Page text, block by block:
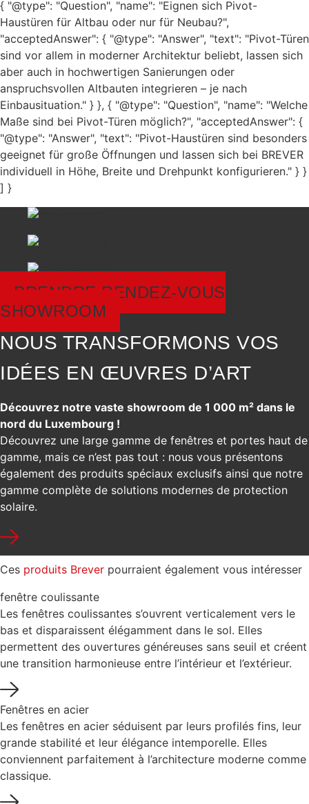
{ "@type": "Question", "name": "Eignen sich Pivot-
Haustüren für Altbau oder nur für Neubau?",
"acceptedAnswer": { "@type": "Answer", "text": "Pivot-Türen
sind vor allem in moderner Architektur beliebt, lassen sich
aber auch in hochwertigen Sanierungen oder
anspruchsvollen Altbauten integrieren – je nach
Einbausituation." } }, { "@type": "Question", "name": "Welche
Maße sind bei Pivot-Türen möglich?", "acceptedAnswer": {
"@type": "Answer", "text": "Pivot-Haustüren sind besonders
geeignet für große Öffnungen und lassen sich bei BREVER
individuell in Höhe, Breite und Drehpunkt konfigurieren." } }
] }
PRENDRE RENDEZ-VOUS
SHOWROOM
NOUS TRANSFORMONS VOS
IDÉES EN ŒUVRES D’ART
Découvrez notre vaste showroom de 1 000 m² dans le
nord du Luxembourg !
Découvrez une large gamme de fenêtres et portes haut de
gamme, mais ce n’est pas tout : nous vous présentons
également des produits spéciaux exclusifs ainsi que notre
gamme complète de solutions modernes de protection
solaire.
Ces produits Brever pourraient également vous intéresser
fenêtre coulissante
Les fenêtres coulissantes s’ouvrent verticalement vers le
bas et disparaissent élégamment dans le sol. Elles
permettent des ouvertures généreuses sans seuil et créent
une transition harmonieuse entre l’intérieur et l’extérieur.
Fenêtres en acier
Les fenêtres en acier séduisent par leurs profilés fins, leur
grande stabilité et leur élégance intemporelle. Elles
conviennent parfaitement à l’architecture moderne comme
classique.